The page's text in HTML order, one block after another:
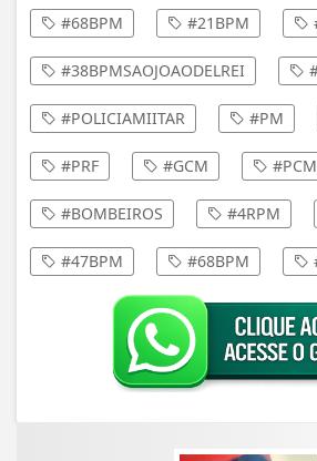
#68BPM #21BPM
#38BPMSAOJOAODELREI
#POLICIAMIITAR #PM
#PRF #GCM
#BOMBEIROS #4RPM
#47BPM #68BPM